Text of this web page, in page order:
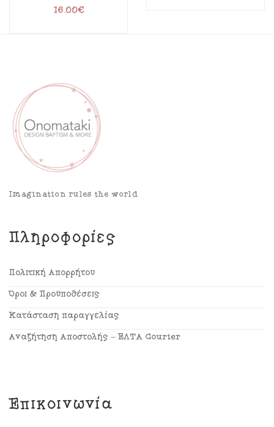
16.00€
Imagination rules the world
Πληροφορίες
Πολιτική Απορρήτου
Όροι & Προϋποθέσεις
Κατάσταση παραγγελίας
Αναζήτηση Αποστολής – ΕΛΤΑ Courier
Επικοινωνία